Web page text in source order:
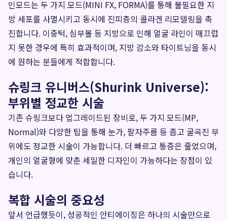
인모드는 두 가지 모드(MINI FX, FORMA)를 통해 불필요한 지
방 세포를 사멸시키고 동시에 진피층의 콜라겐 리모델링을 촉
진합니다. 이중턱, 심부볼 등 지방으로 인해 얼굴 라인이 매끄럽
지 못한 경우에 특히 효과적이며, 지방 감소와 타이트닝을 동시
에 원하는 분들에게 적합합니다.
슈링크 유니버스(Shurink Universe):
부위별 정교한 시술
기존 슈링크보다 업그레이드된 장비로, 두 가지 모드(MP,
Normal)와 다양한 팁을 통해 눈가, 팔자주름 등 좁고 굴곡진 부
위에도 정교한 시술이 가능합니다. 더 빠르고 통증은 줄었으며,
개인의 얼굴형에 맞춘 세밀한 디자인이 가능하다는 장점이 있
습니다.
복합 시술의 중요성
앞서 언급했듯이, 성공적인 안티에이징은 하나의 시술만으로